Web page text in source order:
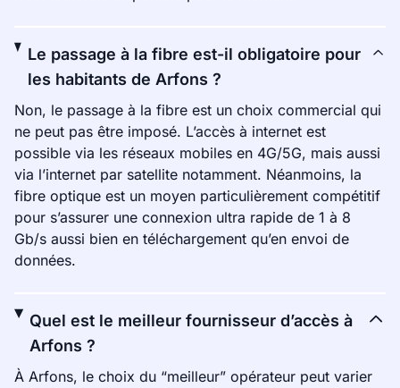
Le passage à la fibre est-il obligatoire pour
les habitants de Arfons ?
Non, le passage à la fibre est un choix commercial qui
ne peut pas être imposé. L’accès à internet est
possible via les réseaux mobiles en 4G/5G, mais aussi
via l’internet par satellite notamment. Néanmoins, la
fibre optique est un moyen particulièrement compétitif
pour s’assurer une connexion ultra rapide de 1 à 8
Gb/s aussi bien en téléchargement qu’en envoi de
données.
Quel est le meilleur fournisseur d’accès à
Arfons ?
À Arfons, le choix du “meilleur” opérateur peut varier